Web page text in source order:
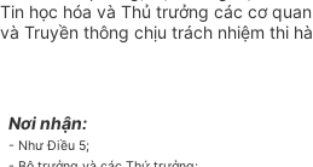
Tin học hóa và Thủ trưởng các cơ
và Truyền thông chịu trách nhiệm thi
Nơi nhận:
- Như Điều 5;